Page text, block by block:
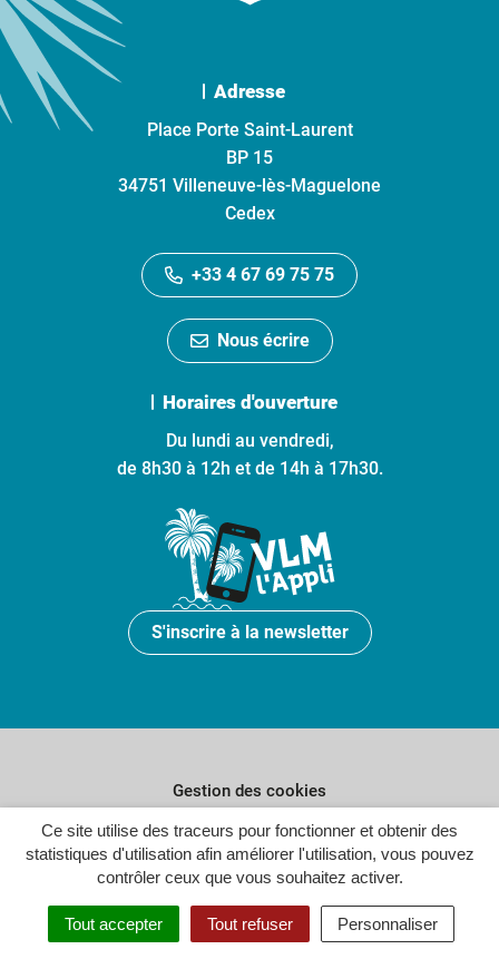
Ce site utilise des traceurs pour fonctionner et obtenir des
statistiques d'utilisation afin améliorer l'utilisation, vous pouvez
contrôler ceux que vous souhaitez activer.
Tout accepter Tout refuser Personnaliser
Adresse
Place Porte Saint-Laurent
BP 15
34751 Villeneuve-lès-Maguelone
Cedex
+33 4 67 69 75 75
Nous écrire
Horaires d'ouverture
Du lundi au vendredi,
de 8h30 à 12h et de 14h à 17h30.
S'inscrire à la newsletter
Gestion des cookies
Plan du site
Politique de confidentialité
Crédits